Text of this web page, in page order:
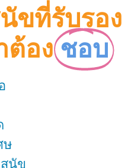
ขที่รับรอง
ต้อง ชอบ
ษ
นัข